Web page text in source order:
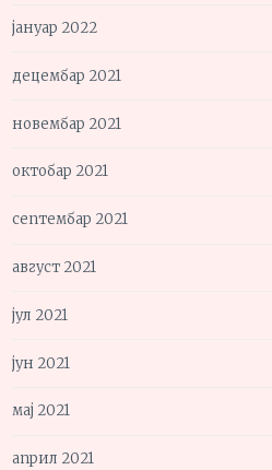
јануар 2022
децембар 2021
новембар 2021
октобар 2021
септембар 2021
август 2021
јул 2021
јун 2021
мај 2021
април 2021